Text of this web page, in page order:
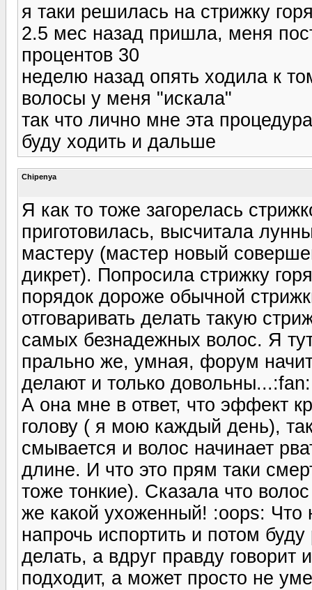
я таки решилась на стрижку
2.5 мес назад пришла, меня
процентов 30
неделю назад опять ходила к
волосы у меня "искала"
так что лично мне эта
буду ходить и дальше
Chipenya
Я как то тоже загорелась
приготовилась, высчитала
мастеру (мастер новый
дикрет). Попросила стрижку
порядок дороже обычной
отговаривать делать такую
самых безнадежных волос. Я
прально же, умная, форум
делают и только довольны...:fan:
А она мне в ответ, что эффект
голову ( я мою каждый день),
смывается и волос начинает
длине. И что это прям таки
тоже тонкие). Сказала что
же какой ухоженный! :oops: Что
напрочь испортить и потом
делать, а вдруг правду
подходит, а может просто не